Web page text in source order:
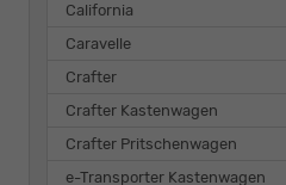
California
Caravelle
Crafter
Crafter Kastenwagen
Crafter Pritschenwagen
e-Transporter Kastenwagen